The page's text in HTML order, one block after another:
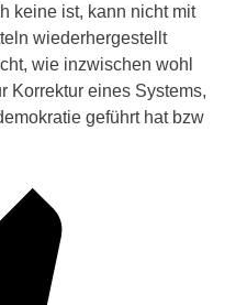
keine ist, kann nicht mit
wiederhergestellt
wie inzwischen wohl
Korrektur eines Systems,
geführt hat bzw